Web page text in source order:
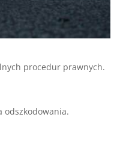
procedur prawnych.
odszkodowania.